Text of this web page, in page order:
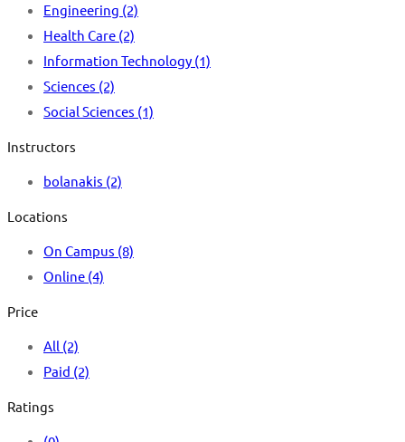
Engineering (2)
Health Care (2)
Information Technology (1)
Sciences (2)
Social Sciences (1)
Instructors
bolanakis (2)
Locations
On Campus (8)
Online (4)
Price
All (2)
Paid (2)
Ratings